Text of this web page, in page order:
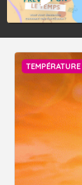
TEMPÉRATURE